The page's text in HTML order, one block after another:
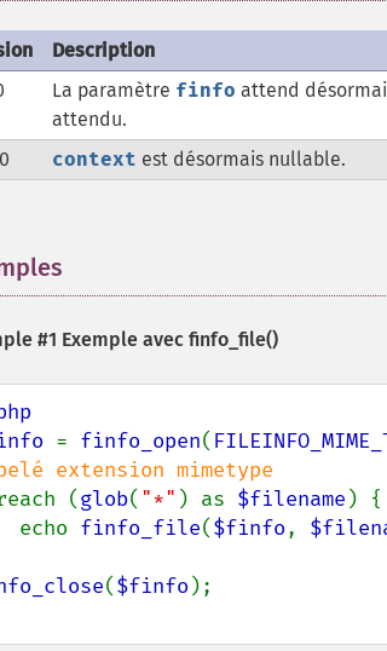
Description
La paramètre finfo attend
attendu.
context est désormais nullable.
#1 Exemple avec finfo_file()
= finfo_open(
(glob( "*" ) as $filename ) {
    echo
finfo_file($finfo,
($finfo